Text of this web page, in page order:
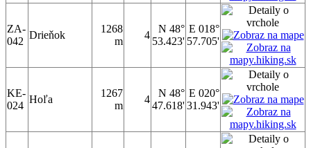
ZA-
042
Drieňok
1268
m
4
N 48°
53.423'
E 018°
57.705'
KE-
024
Hoľa
1267
m
4
N 48°
47.618'
E 020°
31.943'